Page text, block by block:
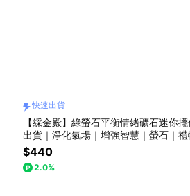
快速出貨
【綵金殿】綠螢石平衡情緒礦石迷你
出貨｜淨化氣場｜增強智慧｜螢石｜禮
｜生日｜生日禮物｜交換禮物
$440
2.0%